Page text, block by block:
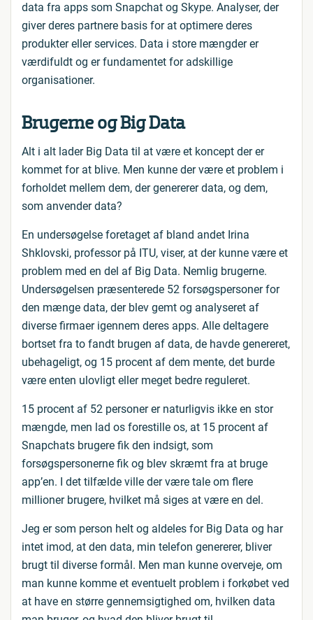
data fra apps som Snapchat og Skype. Analyser, der
giver deres partnere basis for at optimere deres
produkter eller services. Data i store mængder er
værdifuldt og er fundamentet for adskillige
organisationer.
Brugerne og Big Data
Alt i alt lader Big Data til at være et koncept der er
kommet for at blive. Men kunne der være et problem i
forholdet mellem dem, der genererer data, og dem,
som anvender data?
En undersøgelse foretaget af bland andet Irina
Shklovski, professor på ITU, viser, at der kunne være et
problem med en del af Big Data. Nemlig brugerne.
Undersøgelsen præsenterede 52 forsøgspersoner for
den mænge data, der blev gemt og analyseret af
diverse firmaer igennem deres apps. Alle deltagere
bortset fra to fandt brugen af data, de havde genereret,
ubehageligt, og 15 procent af dem mente, det burde
være enten ulovligt eller meget bedre reguleret.
15 procent af 52 personer er naturligvis ikke en stor
mængde, men lad os forestille os, at 15 procent af
Snapchats brugere fik den indsigt, som
forsøgspersonerne fik og blev skræmt fra at bruge
app’en. I det tilfælde ville der være tale om flere
millioner brugere, hvilket må siges at være en del.
Jeg er som person helt og aldeles for Big Data og har
intet imod, at den data, min telefon genererer, bliver
brugt til diverse formål. Men man kunne overveje, om
man kunne komme et eventuelt problem i forkøbet ved
at have en større gennemsigtighed om, hvilken data